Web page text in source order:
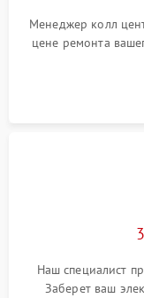
Менеджер колл
цене ремонта
Наш специалист
Заберет ваш